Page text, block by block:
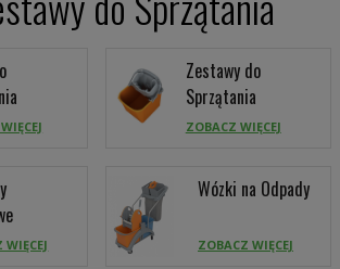
Zestawy do
Sprzątania
ZOBACZ WIĘCEJ
Wózki na Odpady
ZOBACZ WIĘCEJ